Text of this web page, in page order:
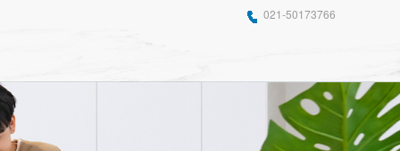
021-50173766